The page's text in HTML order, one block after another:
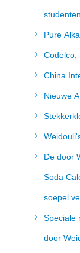
Pure
Codelco,
China
Nieuwe
De door
Soda
soepel
Speciale
door